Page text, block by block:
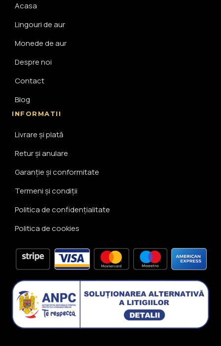
Acasa
Lingouri de aur
Monede de aur
Despre noi
Contact
Blog
INFORMATII
Livrare și plată
Retur și anulare
Garanție și conformitate
Termeni și condiții
Politica de confidențialitate
Politica de cookies